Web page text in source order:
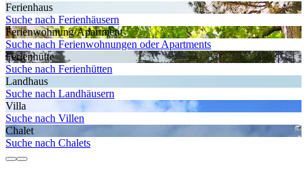
Ferienhaus
Suche nach Ferienhäusern
Ferienwohnung/Apartment
Suche nach Ferienwohnungen oder Apartments
Ferienhütte
Suche nach Ferienhütten
Landhaus
Suche nach Landhäusern
Villa
Suche nach Villen
Chalet
Suche nach Chalets